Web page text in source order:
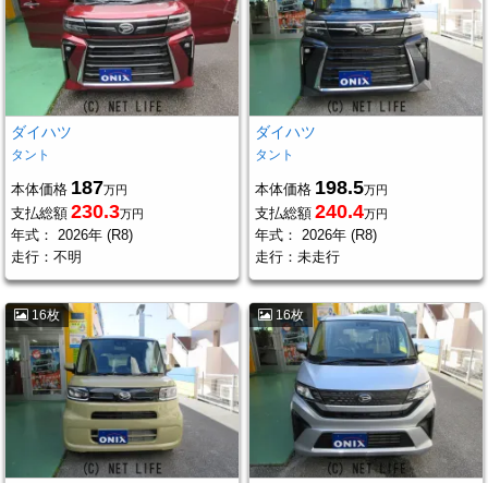
ダイハツ
タント
本体価格 187万円
支払総額 230.3万円
年式：
2026年 (R8)
走行：不明
ダイハツ
タント
本体価格 198.5万円
支払総額 240.4万円
年式：
2026年 (R8)
走行：未走行
16枚 16枚